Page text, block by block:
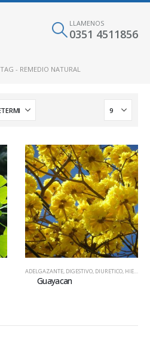
LLAMENOS
0351 4511856
- REMEDIO NATURAL
ADELGAZANTE, DIGESTIVO, DIURETICO, HIERBAS
Guayacan